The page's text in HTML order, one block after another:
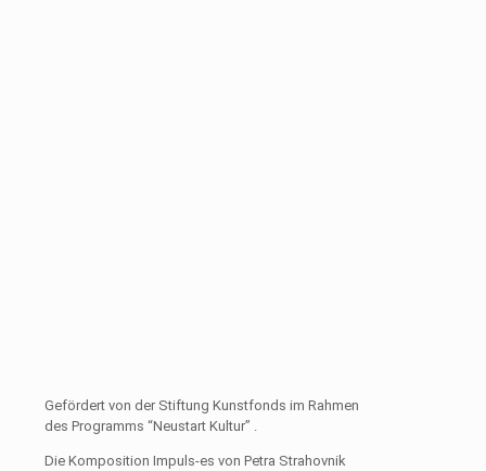
Gefördert von der Stiftung Kunstfonds im Rahmen
des Programms “Neustart Kultur” .
Die Komposition Impuls-es von Petra Strahovnik